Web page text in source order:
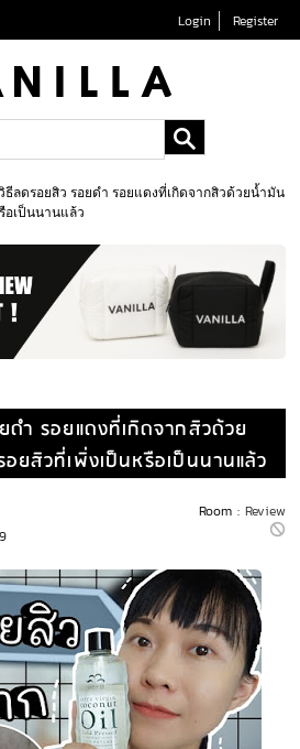
Login Register
ธีลดรอยสิว รอยดำ รอยแดงที่เกิดจากสิวด้วยน้ำมัน
อเป็นนานแล้ว
ดำ รอยแดงที่เกิดจากสิวด้วย
ยสิวที่เพิ่งเป็นหรือเป็นนานแล้ว
Room : Review